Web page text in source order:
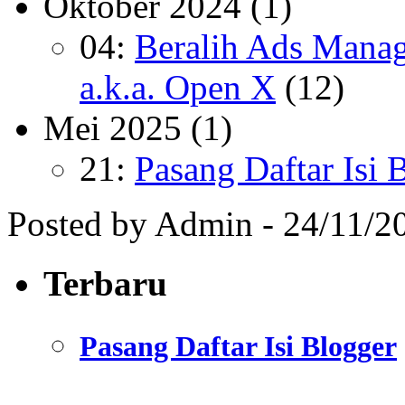
04: Beralih Ads
a.k.a. Open X (12)
Mei 2025 (1)
21: Pasang Daftar Isi
Posted by Admin - 24/11/
Terbaru
Pasang Daftar Isi Blogger